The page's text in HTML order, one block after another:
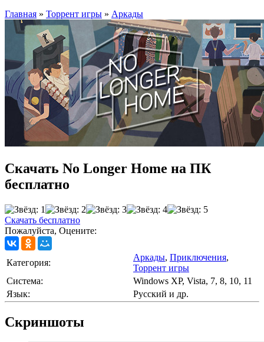
Главная » Торрент игры » Аркады
Скачать No Longer Home на ПК
бесплатно
Скачать бесплатно
Пожалуйста, Оцените:
Категория:
Аркады, Приключения,
Торрент игры
Cистема:
Windows XP, Vista, 7, 8, 10, 11
Язык:
Русский и др.
Скриншоты